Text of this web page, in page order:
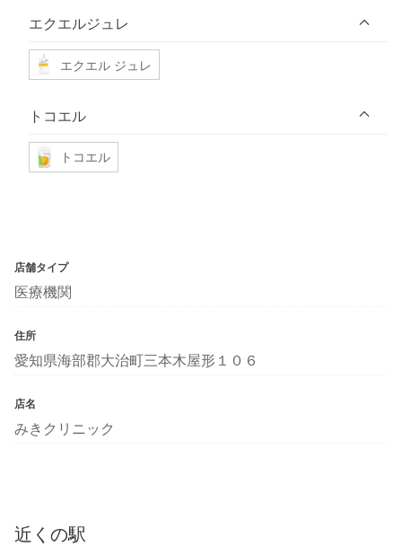
エクエルジュレ
エクエル ジュレ
トコエル
トコエル
店舗タイプ
医療機関
住所
愛知県海部郡大治町三本木屋形１０６
店名
みきクリニック
近くの駅